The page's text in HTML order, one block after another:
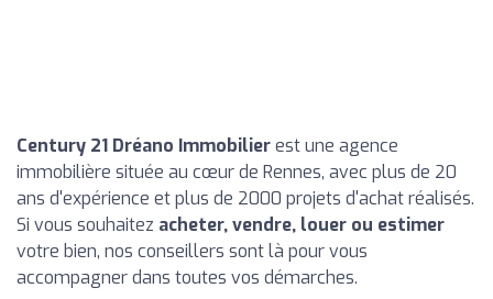
Century 21 Dréano Immobilierest une agence
immobilière située au cœur de Rennes, avec plus de 20
ans d'expérience et plus de 2000 projets d'achat réalisés.
Si vous souhaitez acheter, vendre, louer ou estimer
votre bien, nos conseillers sont là pour vous
accompagner dans toutes vos démarches.